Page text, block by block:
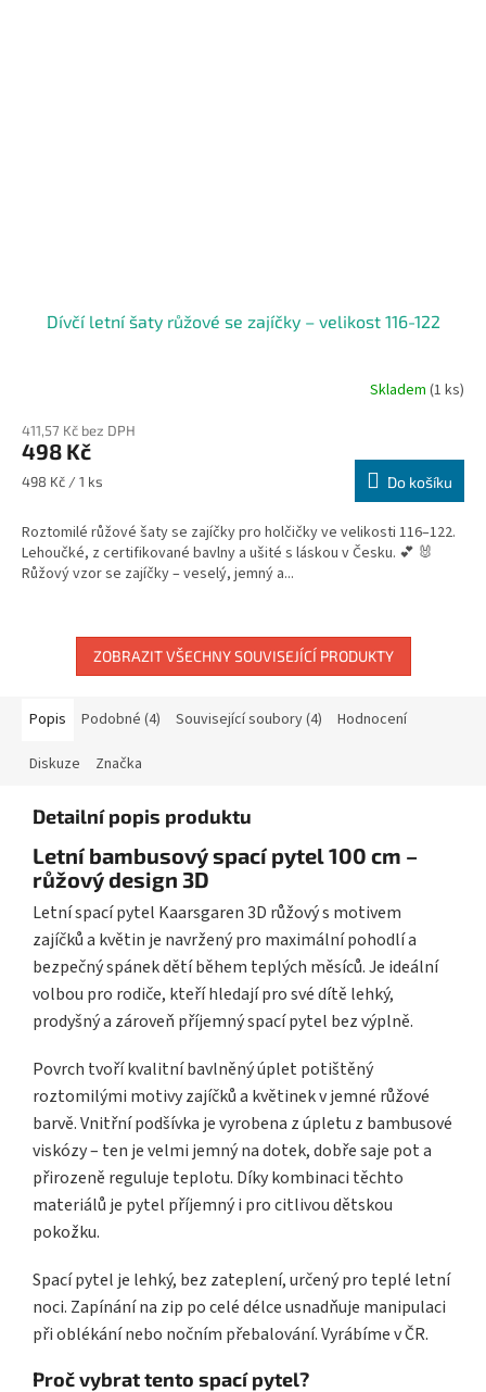
Dívčí letní šaty růžové se zajíčky – velikost 116-122
Skladem (1 ks)
411,57 Kč bez DPH
498 Kč
Měrná
498 Kč / 1 ks Do košíku
Roztomilé růžové šaty se zajíčky pro holčičky ve velikosti 116–122.
Lehoučké, z certifikované bavlny a ušité s láskou v Česku. 💕 🐰
Růžový vzor se zajíčky – veselý, jemný a...
ZOBRAZIT VŠECHNY SOUVISEJÍCÍ PRODUKTY
Popis Podobné (4) Související soubory (4) Hodnocení
Diskuze Značka
Detailní popis produktu
Letní bambusový spací pytel 100 cm –
růžový design 3D
Letní spací pytel Kaarsgaren 3D růžový s motivem
zajíčků a květin je navržený pro maximální pohodlí a
bezpečný spánek dětí během teplých měsíců. Je ideální
volbou pro rodiče, kteří hledají pro své dítě lehký,
prodyšný a zároveň příjemný spací pytel bez výplně.
Povrch tvoří kvalitní bavlněný úplet potištěný
roztomilými motivy zajíčků a květinek v jemné růžové
barvě. Vnitřní podšívka je vyrobena z úpletu z bambusové
viskózy – ten je velmi jemný na dotek, dobře saje pot a
přirozeně reguluje teplotu. Díky kombinaci těchto
materiálů je pytel příjemný i pro citlivou dětskou
pokožku.
Spací pytel je lehký, bez zateplení, určený pro teplé letní
noci. Zapínání na zip po celé délce usnadňuje manipulaci
při oblékání nebo nočním přebalování. Vyrábíme v ČR.
Proč vybrat tento spací pytel?